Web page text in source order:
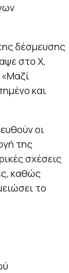
δέσμευσης
στο X,
και
οι
της
σχέσεις
καθώς
το